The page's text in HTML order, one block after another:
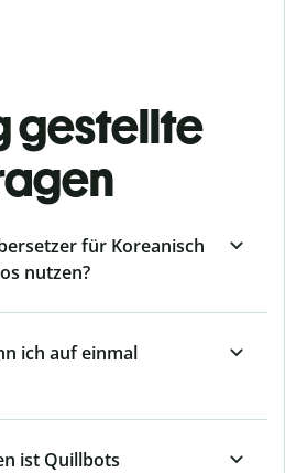
gestellte
für Koreanisch
nutzen?
ich auf einmal
ist Quillbots